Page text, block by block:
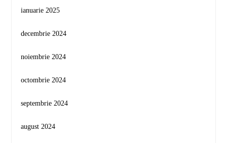
ianuarie 2025
decembrie 2024
noiembrie 2024
octombrie 2024
septembrie 2024
august 2024